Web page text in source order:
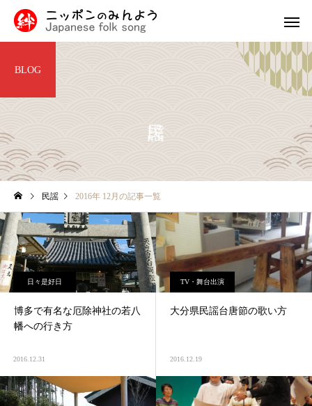
中国・四国
北陸地方の民謡 関東の民
津軽三味線と他の三味線と
の違い
外山節の盛岡市：青森
隣に位置する歴史と文
息づく魅力的な町
BLOG
民謡 2016年 12月の記事一覧
日々是好日
博多で有名な厄除神社の若八
幡への行き方
2016.12.31
TV・舞台出演
大分県民謡台唐節の歌い方
2016.12.19